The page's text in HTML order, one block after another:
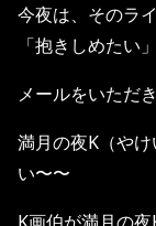
今夜は、そのラ
「抱きしめたい
メールをいただ
満月の夜K（や
い〜〜